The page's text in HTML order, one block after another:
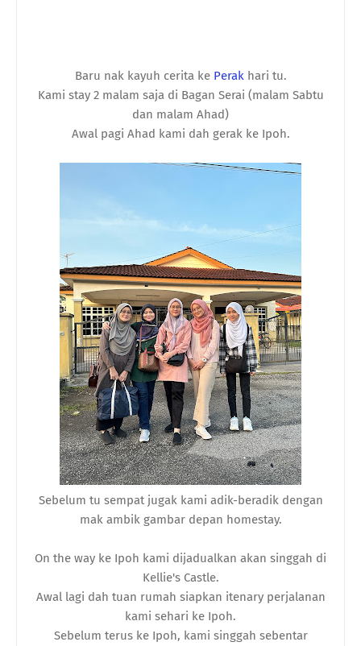
Baru nak kayuh cerita ke Perakhari tu.
Kami stay 2 malam saja di Bagan Serai (malam Sabtu
dan malam Ahad)
Awal pagi Ahad kami dah gerak ke Ipoh.
Sebelum tu sempat jugak kami adik-beradik dengan
mak ambik gambar depan homestay.
On the way ke Ipoh kami dijadualkan akan singgah di
Kellie's Castle.
Awal lagi dah tuan rumah siapkan itenary perjalanan
kami sehari ke Ipoh.
Sebelum terus ke Ipoh, kami singgah sebentar